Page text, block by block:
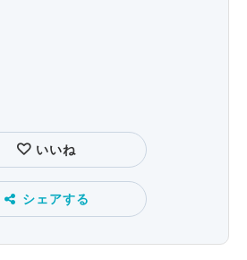
いいね
シェアする